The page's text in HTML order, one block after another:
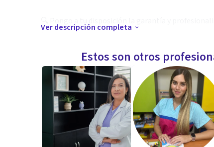
como hacer las distinciones oportunas para
detectadas en el cliente.
🔍 Los resultados y satisfacción expresada por
motor que me impulsa a ofrecerte un servicio útil,
¿Quieres que hablemos?
Especialidad
Ver descripción completa
Estos son otros